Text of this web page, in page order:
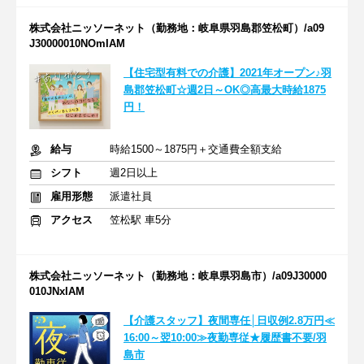
株式会社ニッソーネット（勤務地：岐阜県羽島郡笠松町）/a09
J30000010NOmIAM
【住宅型有料での介護】2021年オープン♪羽
島郡笠松町☆週2日～OK◎高最大時給1875
円！
給与
時給1500～1875円＋交通費全額支給
シフト
週2日以上
雇用形態
派遣社員
アクセス
笠松駅 車5分
株式会社ニッソーネット（勤務地：岐阜県羽島市）/a09J30000
010JNxIAM
【介護スタッフ】夜間専任│日収例2.8万円≪
16:00～翌10:00≫夜勤専従★履歴書不要/羽
島市